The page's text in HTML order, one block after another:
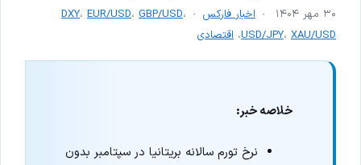
۳۰ مهر ۱۴۰۴ اخبار فارکس DXY، EUR/USD، GBP/USD،
USD/JPY، XAU/USD ، اقتصادی
خلاصه خبر:
نرخ تورم سالانه بریتانیا در سپتامبر بدون